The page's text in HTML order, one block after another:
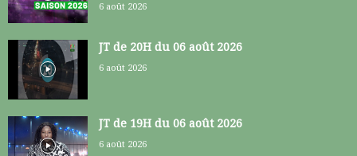
6 août 2026
JT de 20H du 06 août 2026
6 août 2026
JT de 19H du 06 août 2026
6 août 2026